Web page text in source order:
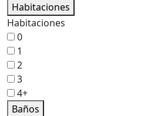
Habitaciones
Habitaciones
0
1
2
3
4+
Baños